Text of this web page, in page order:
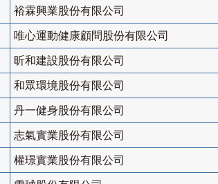
裕霖興業股份有限公司
唯心運動健康顧問股份有限公司
昕和建設股份有限公司
和眾環境股份有限公司
丹一健身股份有限公司
志氣實業股份有限公司
權璟實業股份有限公司